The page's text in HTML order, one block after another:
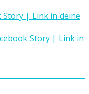
Story | Link in deine
Story | Link in